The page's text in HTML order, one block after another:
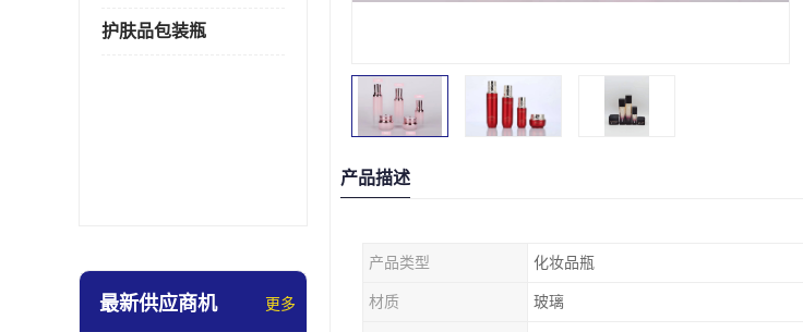
护肤品包装瓶
最新供应商机 更多
产品描述
产品类型 化妆品瓶
材质 玻璃